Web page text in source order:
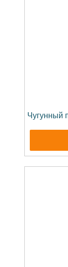
Чугунный